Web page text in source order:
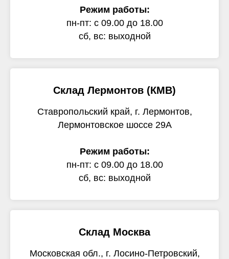
Режим работы:
пн-пт: с 09.00 до 18.00
сб, вс: выходной
Склад Лермонтов (КМВ)
Ставропольский край, г. Лермонтов,
Лермонтовское шоссе 29А
Режим работы:
пн-пт: с 09.00 до 18.00
сб, вс: выходной
Склад Москва
Московская обл., г. Лосино-Петровский,